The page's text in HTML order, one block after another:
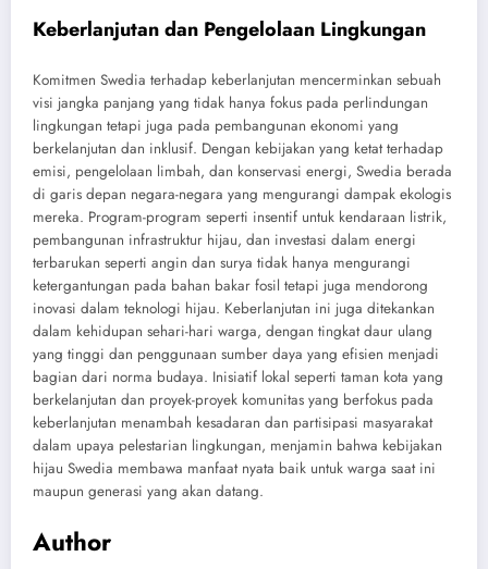
Keberlanjutan dan Pengelolaan Lingkungan
Komitmen Swedia terhadap keberlanjutan mencerminkan sebuah
visi jangka panjang yang tidak hanya fokus pada perlindungan
lingkungan tetapi juga pada pembangunan ekonomi yang
berkelanjutan dan inklusif. Dengan kebijakan yang ketat terhadap
emisi, pengelolaan limbah, dan konservasi energi, Swedia berada
di garis depan negara-negara yang mengurangi dampak ekologis
mereka. Program-program seperti insentif untuk kendaraan listrik,
pembangunan infrastruktur hijau, dan investasi dalam energi
terbarukan seperti angin dan surya tidak hanya mengurangi
ketergantungan pada bahan bakar fosil tetapi juga mendorong
inovasi dalam teknologi hijau. Keberlanjutan ini juga ditekankan
dalam kehidupan sehari-hari warga, dengan tingkat daur ulang
yang tinggi dan penggunaan sumber daya yang efisien menjadi
bagian dari norma budaya. Inisiatif lokal seperti taman kota yang
berkelanjutan dan proyek-proyek komunitas yang berfokus pada
keberlanjutan menambah kesadaran dan partisipasi masyarakat
dalam upaya pelestarian lingkungan, menjamin bahwa kebijakan
hijau Swedia membawa manfaat nyata baik untuk warga saat ini
maupun generasi yang akan datang.
Author